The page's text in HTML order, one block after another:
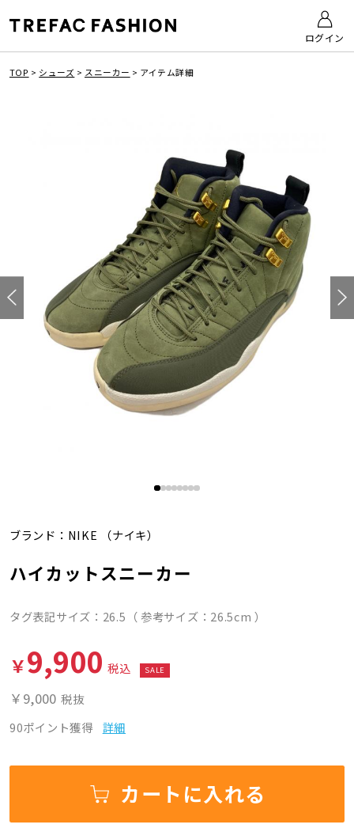
ログイン
TOP > シューズ > スニーカー > アイテム詳細
ブランド： NIKE （ナイキ）
ハイカットスニーカー
タグ表記サイズ：26.5（ 参考サイズ：26.5cm ）
￥9,900 税込 SALE
￥9,000 税抜
90ポイント獲得
詳細
カートに入れる